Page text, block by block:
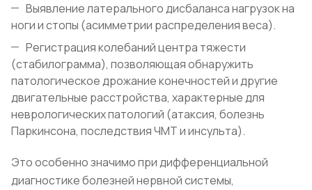
Выявление латерального дисбаланса нагрузок на
ноги и стопы (асимметрии распределения веса).
Регистрация колебаний центра тяжести
(стабилограмма), позволяющая обнаружить
патологическое дрожание конечностей и другие
двигательные расстройства, характерные для
неврологических патологий (атаксия, болезнь
Паркинсона, последствия ЧМТ и инсульта).
Это особенно значимо при дифференциальной
диагностике болезней нервной системы,